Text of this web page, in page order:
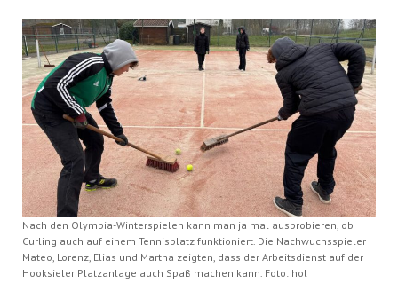
Nach den Olympia-Winterspielen kann man ja mal ausprobieren, ob
Curling auch auf einem Tennisplatz funktioniert. Die Nachwuchsspieler
Mateo, Lorenz, Elias und Martha zeigten, dass der Arbeitsdienst auf der
Hooksieler Platzanlage auch Spaß machen kann. Foto: hol